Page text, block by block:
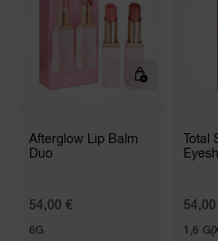
Afterglow Lip Balm
Duo
54,00 €
6G
Total
1,6